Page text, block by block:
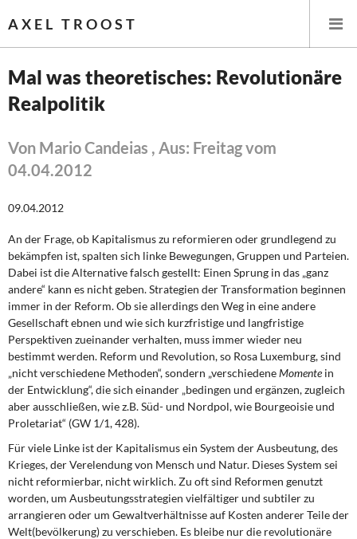
AXEL TROOST
Startseite
Themen
Steuer- und Finanzpolitik
Öffentliche Infrastruktur und Daseinsvorsorge
Eurokrise und Griechenland
DIE LINKE
Weitere Themen
Memo-Gruppe
Institut Solidarische Moderne
Rosa-Luxemburg-Stiftung
Mal was theoretisches: Revolutionäre
Realpolitik
Von Mario Candeias , Aus: Freitag vom
04.04.2012
09.04.2012
An der Frage, ob Kapitalismus zu reformieren oder grundlegend zu
bekämpfen ist, spalten sich linke Bewegungen, Gruppen und Parteien.
Dabei ist die Alternative falsch gestellt: Einen Sprung in das „ganz
andere“ kann es nicht geben. Strategien der Transformation beginnen
immer in der Reform. Ob sie allerdings den Weg in eine andere
Gesellschaft ebnen und wie sich kurzfristige und langfristige
Perspektiven zueinander verhalten, muss immer wieder neu
bestimmt werden. Reform und Revolution, so Rosa Luxemburg, sind
„nicht verschiedene Methoden“, sondern „verschiedeneMomentein
der Entwicklung“, die sich einander „bedingen und ergänzen, zugleich
aber ausschließen, wie z.B. Süd- und Nordpol, wie Bourgeoisie und
Proletariat“ (GW 1/1, 428).
Für viele Linke ist der Kapitalismus ein System der Ausbeutung, des
Krieges, der Verelendung von Mensch und Natur. Dieses System sei
nicht reformierbar, nicht wirklich. Zu oft sind Reformen genutzt
worden, um Ausbeutungsstrategien vielfältiger und subtiler zu
arrangieren oder um Gewaltverhältnisse auf Kosten anderer Teile der
Welt(bevölkerung) zu verschieben. Es bleibe nur die revolutionäre